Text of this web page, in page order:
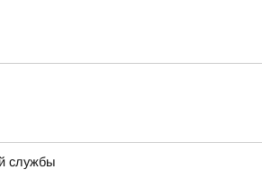
службы